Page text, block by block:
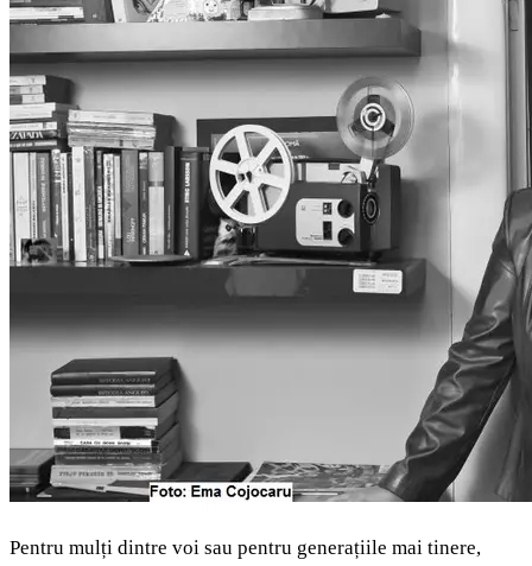
Pentru mulți dintre voi sau pentru generațiile mai tinere,